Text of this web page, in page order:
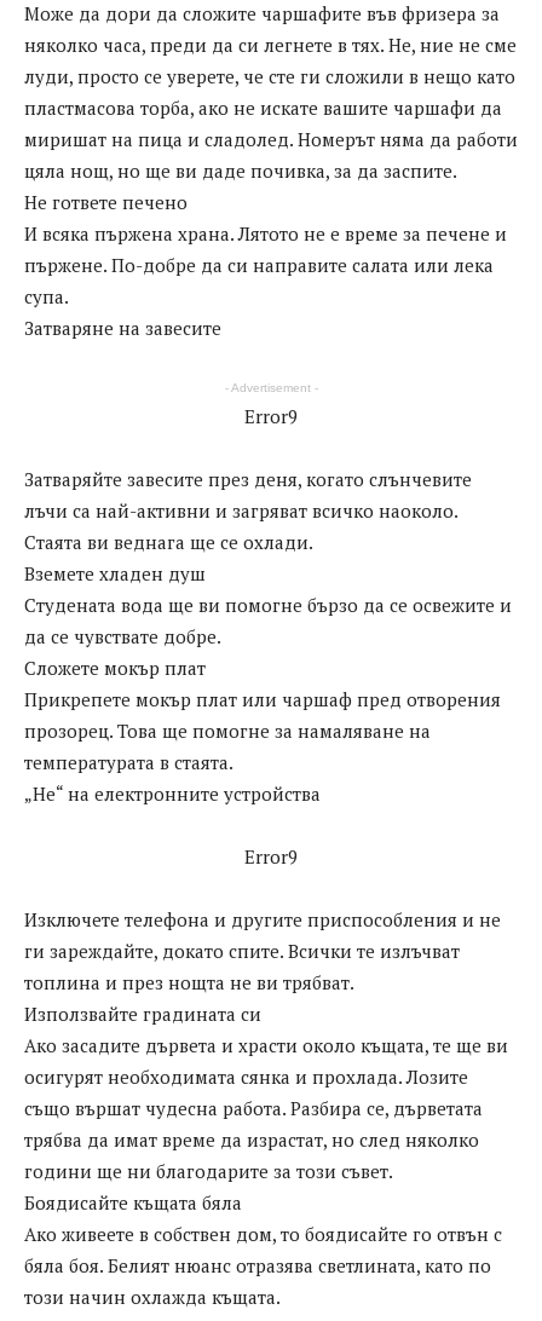
Може да дори да сложите чаршафите във фризера за
няколко часа, преди да си легнете в тях. Не, ние не сме
луди, просто се уверете, че сте ги сложили в нещо като
пластмасова торба, ако не искате вашите чаршафи да
миришат на пица и сладолед. Номерът няма да работи
цяла нощ, но ще ви даде почивка, за да заспите.
Не гответе печено
И всяка пържена храна. Лятото не е време за печене и
пържене. По-добре да си направите салата или лека
супа.
Затваряне на завесите
- Advertisement -
Error9
Затваряйте завесите през деня, когато слънчевите
лъчи са най-активни и загряват всичко наоколо.
Стаята ви веднага ще се охлади.
Вземете хладен душ
Студената вода ще ви помогне бързо да се освежите и
да се чувствате добре.
Сложете мокър плат
Прикрепете мокър плат или чаршаф пред отворения
прозорец. Това ще помогне за намаляване на
температурата в стаята.
„Не“ на електронните устройства
Error9
Изключете телефона и другите приспособления и не
ги зареждайте, докато спите. Всички те излъчват
топлина и през нощта не ви трябват.
Използвайте градината си
Ако засадите дървета и храсти около къщата, те ще ви
осигурят необходимата сянка и прохлада. Лозите
също вършат чудесна работа. Разбира се, дърветата
трябва да имат време да израстат, но след няколко
години ще ни благодарите за този съвет.
Боядисайте къщата бяла
Ако живеете в собствен дом, то боядисайте го отвън с
бяла боя. Белият нюанс отразява светлината, като по
този начин охлажда къщата.